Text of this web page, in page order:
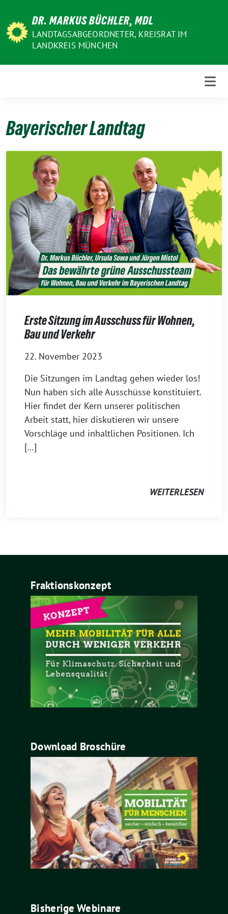
zum
Inhalt
DR. MARKUS BÜCHLER, MDL
LANDTAGSABGEORDNETER, KREISRAT IM
LANDKREIS MÜNCHEN
Bayerischer Landtag
Erste Sitzung im Ausschuss für Wohnen,
Bau und Verkehr
22. November 2023
Die Sitzungen im Landtag gehen wieder los!
Nun haben sich alle Ausschüsse konstituiert.
Hier findet der Kern unserer politischen
Arbeit statt, hier diskutieren wir unsere
Vorschläge und inhaltlichen Positionen. Ich
[…]
WEITERLESEN
Fraktionskonzept
Download Broschüre
Bisherige Webinare